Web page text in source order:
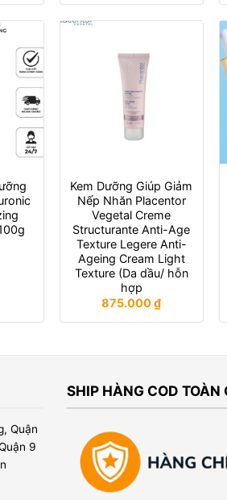
Kem Dưỡng Giúp Giảm
Nếp Nhăn Placentor
Vegetal Creme
Structurante Anti-Age
Texture Legere Anti-
Ageing Cream Light
Texture (Da dầu/ hỗn
hợp
875.000₫
Quận
9
SHIP HÀNG COD TOÀN